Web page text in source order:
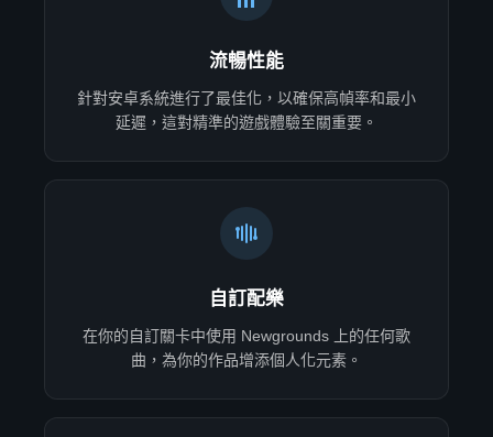
流暢性能
針對安卓系統進行了最佳化，以確保高幀率和最小
延遲，這對精準的遊戲體驗至關重要。
自訂配樂
在你的自訂關卡中使用 Newgrounds 上的任何歌
曲，為你的作品增添個人化元素。